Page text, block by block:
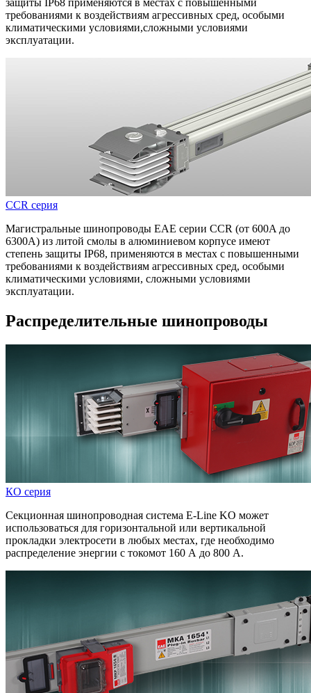
требованиями к воздействиям агрессивных сред, особыми
климатическими условиями,сложными условиями
эксплуатации.
CCR серия
Магистральные шинопроводы ЕАЕ серии CCR (от 600A до
6300A) из литой смолы в алюминиевом корпусе имеют
степень защиты IP68, применяются в местах с повышенными
требованиями к воздействиям агрессивных сред, особыми
климатическими условиями, сложными условиями
эксплуатации.
Распределительные шинопроводы
КО серия
Секционная шинопроводная система E-Line KO может
использоваться для горизонтальной или вертикальной
прокладки электросети в любых местах, где необходимо
распределение энергии с токомот 160 А до 800 А.